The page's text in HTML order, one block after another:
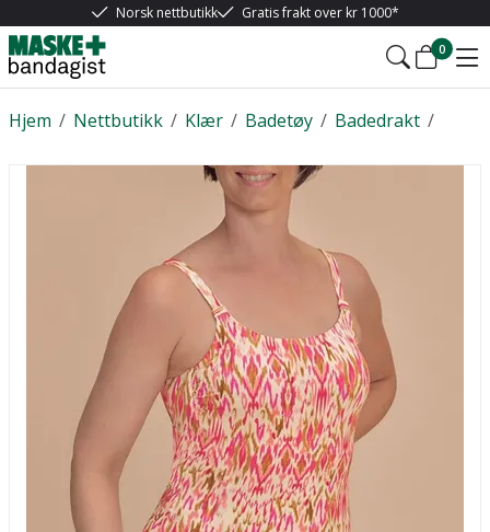
Norsk nettbutikk Gratis frakt over kr 1000*
0
/
Hjem /
Nettbutikk /
Klær /
Badetøy /
Badedrakt